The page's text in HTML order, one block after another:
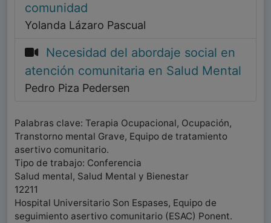
comunidad
Yolanda Lázaro Pascual
Necesidad del abordaje social en
atención comunitaria en Salud Mental
Pedro Piza Pedersen
Palabras clave: Terapia Ocupacional, Ocupación,
Transtorno mental Grave, Equipo de tratamiento
asertivo comunitario.
Tipo de trabajo: Conferencia
Salud mental, Salud Mental y Bienestar
12211
Hospital Universitario Son Espases, Equipo de
seguimiento asertivo comunitario (ESAC) Ponent.